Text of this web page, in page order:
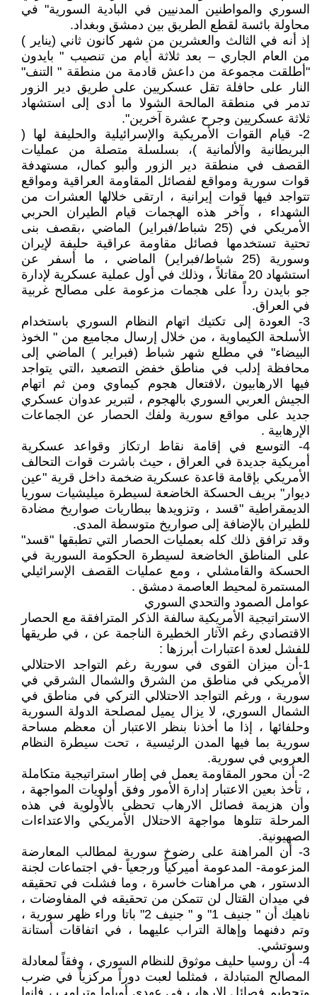
السوري والمواطنين المدنيين في البادية السورية" في
محاولة بائسة لقطع الطريق بين دمشق وبغداد.
إذ أنه في الثالث والعشرين من شهر كانون ثاني (يناير )
من العام الجاري – بعد ثلاثة أيام من تنصيب " بايدون
"أطلقت مجموعة من داعش قادمة من منطقة " التنف"
النار على حافلة تقل عسكريين على طريق دير الزور
تدمر في منطقة المالحة الشولا ما أدى إلى استشهاد
ثلاثة عسكريين وجرح عشرة آخرين".
2- قيام القوات الأمريكية والإسرائيلية والحليفة لها (
البريطانية والألمانية )، بسلسلة متصلة من عمليات
القصف في منطقة دير الزور وألبو كمال، مستهدفة
قوات سورية ومواقع لفصائل المقاومة العراقية ومواقع
تتواجد فيها قوات إيرانية ، ارتقى خلالها العشرات من
الشهداء ، وآخر هذه الهجمات قيام الطيران الحربي
الأمريكي في (25 شباط/فبراير) الماضي ،بقصف بنى
تحتية تستخدمها فصائل مقاومة عراقية حليفة لإيران
وسورية (25 شباط/فبراير) الماضي ، ما أسفر عن
استشهاد 20 مقاتلاً ، وذلك في أول عملية عسكرية لإدارة
جو بايدن رداً على هجمات مزعومة على مصالح غربية
في العراق.
3- العودة إلى تكتيك اتهام النظام السوري باستخدام
الأسلحة الكيماوية ، من خلال إرسال مجاميع من " الخوذ
البيضاء" في مطلع شهر شباط (فبراير ) الماضي إلى
محافظة إدلب في مناطق خفض التصعيد ،التي يتواجد
فيها الارهابيون ،لافتعال هجوم كيماوي ومن ثم اتهام
الجيش العربي السوري بالهجوم ، لتبرير عدوان عسكري
جديد على مواقع سورية ولفك الحصار عن الجماعات
الإرهابية .
4- التوسع في إقامة نقاط ارتكاز وقواعد عسكرية
أمريكية جديدة في العراق ، حيث باشرت قوات التحالف
الأمريكي بإقامة قاعدة عسكرية ضخمة داخل قرية "عين
ديوار" بريف الحسكة الخاضعة لسيطرة ميليشيات سوريا
الديمقراطية "قسد ، وتزويدها ببطاريات صواريخ مضادة
للطيران بالإضافة إلى صواريخ متوسطة المدى.
وقد ترافق ذلك كله بعمليات الحصار التي تطبقها "قسد"
على المناطق الخاضعة لسيطرة الحكومة السورية في
الحسكة والقامشلي ، ومع عمليات القصف الإسرائيلي
المستمرة لمحيط العاصمة دمشق .
عوامل الصمود والتحدي السوري
الاستراتيجية الأمريكية سالفة الذكر المترافقة مع الحصار
الاقتصادي رغم الآثار الخطيرة الناجمة عن ، في طريقها
للفشل لعدة اعتبارات أبرزها :
1-أن ميزان القوى في سورية رغم التواجد الاحتلالي
الأمريكي في مناطق من الشرق والشمال الشرقي في
سورية ، ورغم التواجد الاحتلالي التركي في مناطق في
الشمال السوري، لا يزال يميل لمصلحة الدولة السورية
وحلفائها ، إذا ما أخذنا بنظر الاعتبار أن معظم مساحة
سورية بما فيها المدن الرئيسية ، تحت سيطرة النظام
العروبي في سورية.
2- أن محور المقاومة يعمل في إطار استراتيجية متكاملة
، تأخذ بعين الاعتبار إدارة الأمور وفق أولويات المواجهة ،
وأن هزيمة فصائل الارهاب تحظى بالأولوية في هذه
المرحلة تتلوها مواجهة الاحتلال الأمريكي والاعتداءات
الصهيونية.
3- أن المراهنة على رضوخ سورية لمطالب المعارضة
المزعومة- المدعومة أميركياً ورجعياً -في اجتماعات لجنة
الدستور ، هي مراهنات خاسرة ، وما فشلت في تحقيقه
في ميدان القتال لن تتمكن من تحقيقه في المفاوضات ،
ناهيك أن " جنيف 1" و " جنيف 2" باتا وراء ظهر سورية ،
وتم دفنهما وإهالة التراب عليهما ، في اتفاقات أستانة
وسوتشي.
4- أن روسيا حليف موثوق للنظام السوري ، وفقاً لمعادلة
المصالح المتبادلة ، فمثلما لعبت دوراً مركزياً في ضرب